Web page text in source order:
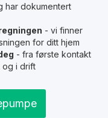
har dokumentert
- vi finner
for ditt hjem
- fra første kontakt
og i drift